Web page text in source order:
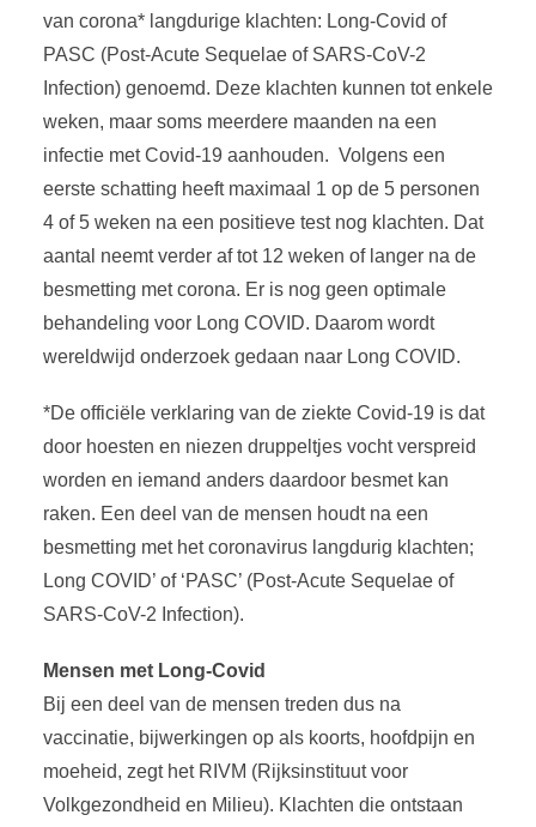
van corona* langdurige klachten: Long-Covid of
PASC (Post-Acute Sequelae of SARS-CoV-2
Infection) genoemd. Deze klachten kunnen tot enkele
weken, maar soms meerdere maanden na een
infectie met Covid-19 aanhouden. Volgens een
eerste schatting heeft maximaal 1 op de 5 personen
4 of 5 weken na een positieve test nog klachten. Dat
aantal neemt verder af tot 12 weken of langer na de
besmetting met corona. Er is nog geen optimale
behandeling voor Long COVID. Daarom wordt
wereldwijd onderzoek gedaan naar Long COVID.
*De officiële verklaring van de ziekte Covid-19 is dat
door hoesten en niezen druppeltjes vocht verspreid
worden en iemand anders daardoor besmet kan
raken. Een deel van de mensen houdt na een
besmetting met het coronavirus langdurig klachten;
Long COVID’ of ‘PASC’ (Post-Acute Sequelae of
SARS-CoV-2 Infection).
Mensen met Long-Covid
Bij een deel van de mensen treden dus na
vaccinatie, bijwerkingen op als koorts, hoofdpijn en
moeheid, zegt het RIVM (Rijksinstituut voor
Volkgezondheid en Milieu). Klachten die ontstaan